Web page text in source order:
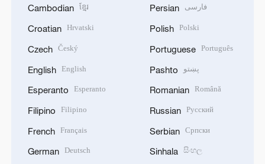
Cambodian ខ្មែរ
Croatian Hrvatski
Czech Český
English English
Esperanto Esperanto
Filipino Filipino
French Français
German Deutsch
Persian فارسی
Polish Polski
Portuguese Português
Pashto پښتو
Romanian Română
Russian Русский
Serbian Српски
Sinhala සිංහල